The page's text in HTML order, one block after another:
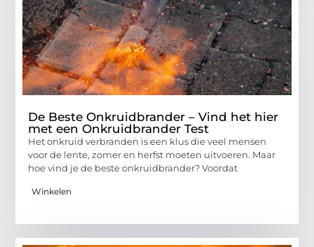
De Beste Onkruidbrander – Vind het hier
met een Onkruidbrander Test
Het onkruid verbranden is een klus die veel mensen
voor de lente, zomer en herfst moeten uitvoeren. Maar
hoe vind je de beste onkruidbrander? Voordat
Winkelen